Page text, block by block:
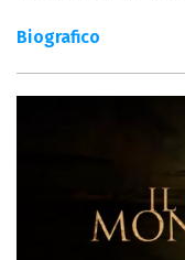
Biografico